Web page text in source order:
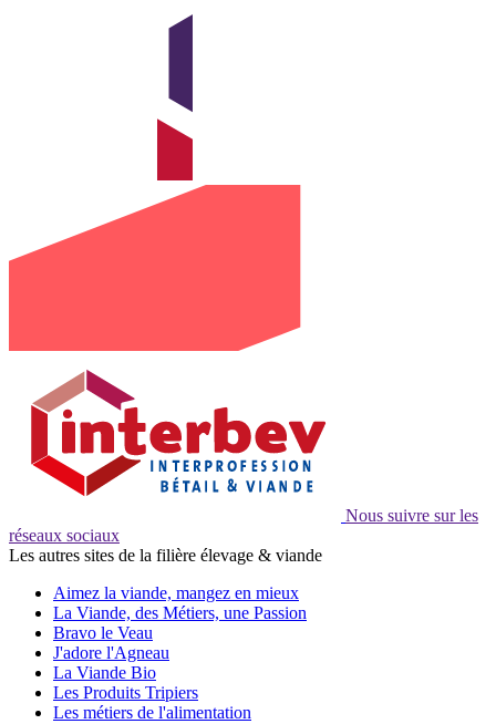
Nous suivre sur les
réseaux sociaux
Les autres sites de la filière élevage & viande
Aimez la viande, mangez en mieux
La Viande, des Métiers, une Passion
Bravo le Veau
J'adore l'Agneau
La Viande Bio
Les Produits Tripiers
Les métiers de l'alimentation